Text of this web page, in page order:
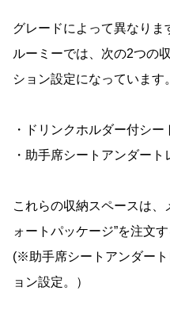
グレードによって異なり
ルーミーでは、次の2つの
ション設定になっています。
・ドリンクホルダー付シ
・助手席シートアンダート
これらの収納スペースは、
ォートパッケージ”を注文
(※助手席シートアンダー
ョン設定。）